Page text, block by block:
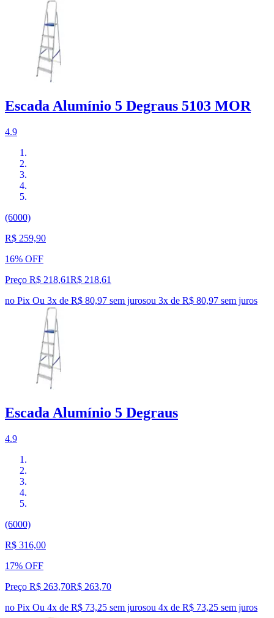
Escada Alumínio 5 Degraus 5103 MOR
4.9
(6000)
R$ 259,90
16% OFF
Preço R$ 218,61R$ 218,61
no Pix Ou 3x de R$ 80,97 sem jurosou 3x de R$ 80,97 sem juros
Escada Alumínio 5 Degraus
4.9
(6000)
R$ 316,00
17% OFF
Preço R$ 263,70R$ 263,70
no Pix Ou 4x de R$ 73,25 sem jurosou 4x de R$ 73,25 sem juros